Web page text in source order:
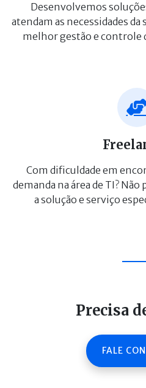
Desenvolvemos
atendam as necessidades
melhor gestão e controle
Com dificuldade em
demanda na área de TI?
a solução e serviço
Precisa
FALE